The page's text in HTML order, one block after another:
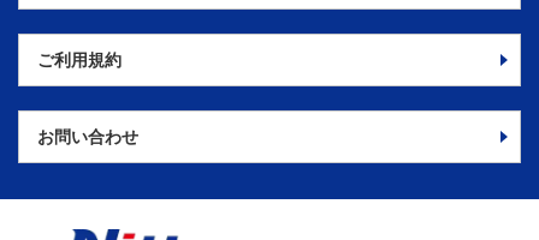
ご利用規約
お問い合わせ